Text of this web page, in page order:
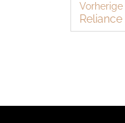
Vorherige